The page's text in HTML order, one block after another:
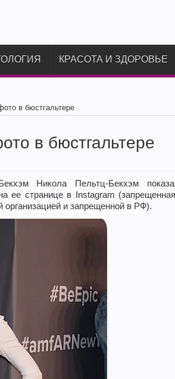
КРАСОТА И ЗДОРОВЬЕ
в бюстгальтере
в бюстгальтере
Никола Пельтц-Бекхэм
ее странице в Instagram
организацией и запрещенной в РФ).